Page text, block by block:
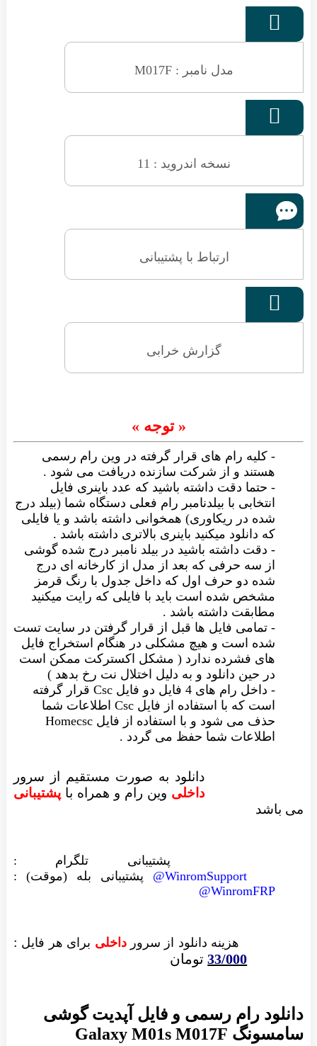

مدل نامبر : M017F

نسخه اندروید : 11
ارتباط با پشتیبانی

گزارش خرابی
« توجه »
- کلیه رام های قرار گرفته در وین رام رسمی
هستند و از شرکت سازنده دریافت می شود .
- حتما دقت داشته باشید که عدد باینری فایل
انتخابی با بیلدنامبر رام فعلی دستگاه شما (بیلد درج
شده در ریکاوری) همخوانی داشته باشد و یا فایلی
که دانلود میکنید باینری بالاتری داشته باشد .
- دقت داشته باشید در بیلد نامبر درج شده گوشی
از سه حرفی که بعد از مدل از کارخانه ای درج
شده دو حرف اول که داخل جدول با رنگ قرمز
مشخص شده است باید با فایلی که رایت میکنید
مطابقت داشته باشد .
- تمامی فایل ها قبل از قرار گرفتن در سایت تست
شده است و هیچ مشکلی در هنگام استخراج فایل
های فشرده ندارد ( مشکل اکسترکت ممکن است
در حین دانلود و به دلیل اختلال نت رخ بدهد )
- داخل رام های 4 فایل دو فایل Csc قرار گرفته
است که با استفاده از فایل Csc اطلاعات شما
حذف می شود و با استفاده از فایل Homecsc
اطلاعات شما حفظ می گردد .
دانلود به صورت مستقیم از سرور
داخلی وین رام و همراه باپشتیبانی
می باشد
پشتیبانی تلگرام :
WinromSupport@
پشتیبانی بله (موقت) :
WinromFRP@
هزینه دانلود از سرورداخلی برای هر فایل :
33/000تومان
دانلود رام رسمی و فایل آپدیت گوشی
سامسونگ Galaxy M01s M017F